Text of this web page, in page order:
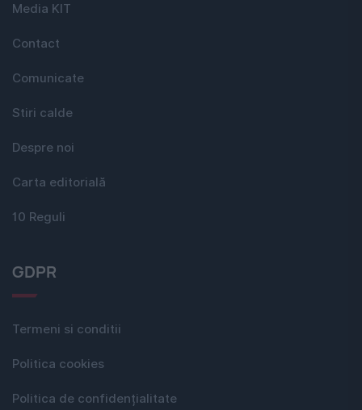
Media KIT
Contact
Comunicate
Stiri calde
Despre noi
Carta editorială
10 Reguli
GDPR
Termeni si conditii
Politica cookies
Politica de confidențialitate